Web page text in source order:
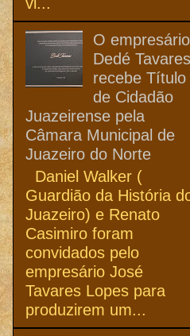
O empresário
Dedé Tavares
recebe Título
de Cidadão
Juazeirense pela
Câmara Municipal de
Juazeiro do Norte
Daniel Walker (
Guardião da História
Juazeiro) e Renato
Casimiro foram
convidados pelo
empresário José
Tavares Lopes para
produzirem um...